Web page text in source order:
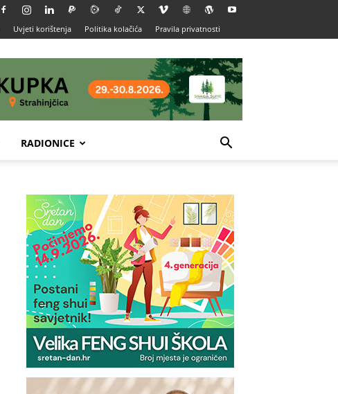
Uvjeti korištenja Politika kolačića Pravila privatnosti
RADIONICE